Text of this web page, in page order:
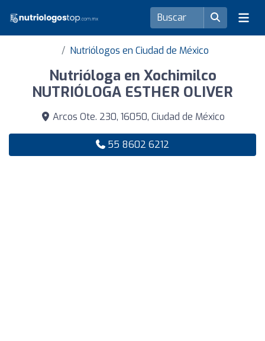
Nutriólogos en Ciudad de México
Nutrióloga en Xochimilco
NUTRIÓLOGA ESTHER OLIVER
Arcos Ote. 230, 16050, Ciudad de México
55 8602 6212